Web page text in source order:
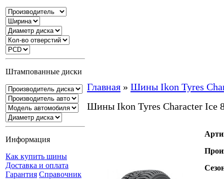
Штампованные диски
Информация
Как купить шины
Доставка и оплата
Гарантия Справочник
Главная » Шины Ikon Tyres
Шины Ikon Tyres Character Ice